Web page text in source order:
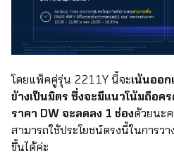
โดยแพ็คคู่รุ่น 2211Y นี้จะเน้นออ
ข้างเป็นมิตร ซึ่งจะมีแนวโน้มถือค
ราคา DW จะลดลง 1 ช่องด้วยนะค
สามารถใช้ประโยชน์ตรงนี้ในการว
ขึ้นได้ค่ะ